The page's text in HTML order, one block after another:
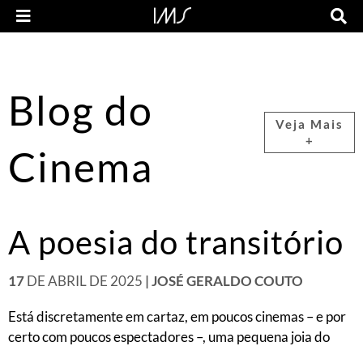
Blog do
Cinema
Veja Mais
+
A poesia do transitório
17DE ABRIL DE 2025 | JOSÉ GERALDO COUTO
Está discretamente em cartaz, em poucos cinemas – e por
certo com poucos espectadores –, uma pequena joia do